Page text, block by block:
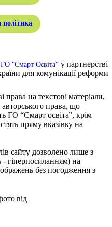
політика
ГО "Смарт Освіта" у партнерстві
для комунікації реформи
на текстові матеріали,
права, що
ГО “Смарт освіта”, крім
пряму вказівку на
сайту дозволено лише з
гіперпосиланням) на
без погодження з
від